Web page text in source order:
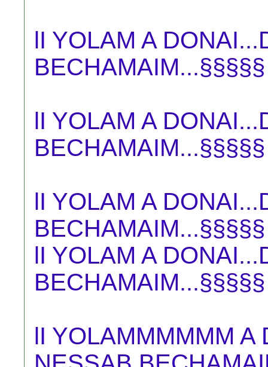
lI YOLAM A
BECHAMAIM...§§§§§
lI YOLAM A
BECHAMAIM...§§§§§
lI YOLAM A
BECHAMAIM...§§§§§
lI YOLAM A
BECHAMAIM...§§§§§
lI YOLAMMMMMM A